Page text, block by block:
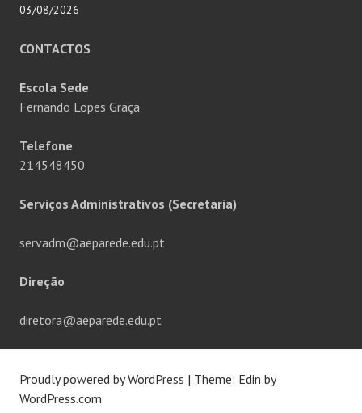
03/08/2026
CONTACTOS
Escola Sede
Fernando Lopes Graça
Telefone
214548450
Serviços Administrativos (Secretaria)
servadm@aeparede.edu.pt
Direção
diretora@aeparede.edu.pt
Proudly powered by WordPress | Theme: Edin by
WordPress.com.